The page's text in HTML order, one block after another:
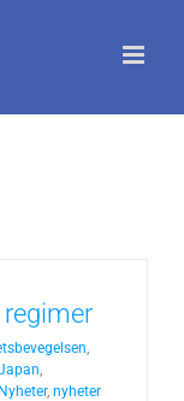
,
,
Nyheter, nyheter